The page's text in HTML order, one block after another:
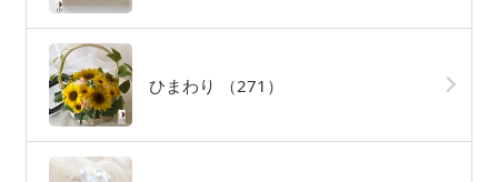
ひまわり （271）